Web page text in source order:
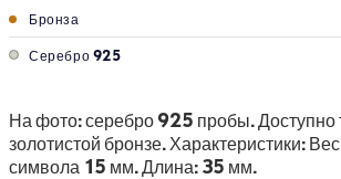
Бронза
Серебро 925
На фото: серебро 925 пробы. Доступно
золотистой бронзе. Характеристики:
символа 15 мм. Длина: 35 мм.